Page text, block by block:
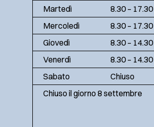
Martedì
8.30 – 17.30
Mercoledì
8.30 – 17.30
Giovedì
8.30 – 14.30
Venerdì
8.30 – 14.30
Sabato
Chiuso
Chiuso il giorno 8 settembre